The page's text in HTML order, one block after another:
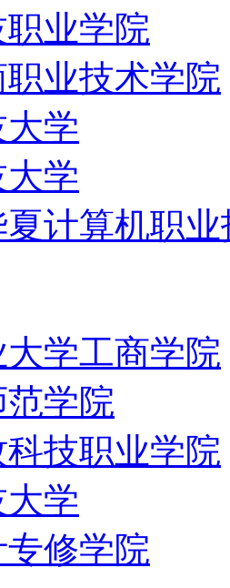
业学院
职业技术学院
学
学
计算机职
学工商学院
学院
技职业学院
学
修学院